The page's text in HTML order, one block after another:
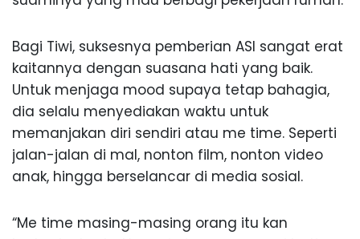
Bagi Tiwi, suksesnya pemberian ASI sangat erat
kaitannya dengan suasana hati yang baik.
Untuk menjaga mood supaya tetap bahagia,
dia selalu menyediakan waktu untuk
memanjakan diri sendiri atau me time. Seperti
jalan-jalan di mal, nonton film, nonton video
anak, hingga berselancar di media sosial.
“Me time masing-masing orang itu kan